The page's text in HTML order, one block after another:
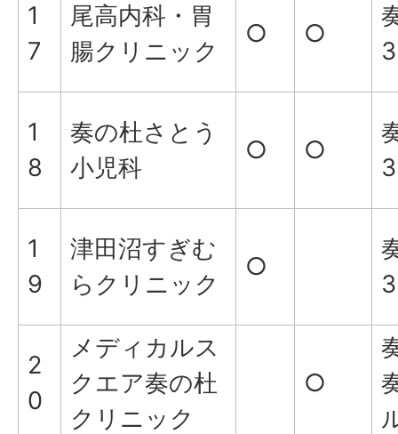
1
7
尾高内科・胃
腸クリニック
○ ○
1
8
奏の杜さとう
小児科
○ ○
1
9
津田沼すぎむ
らクリニック
○
2
0
メディカルス
クエア奏の杜
クリニック
○